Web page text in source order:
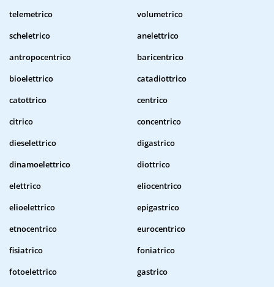
telemetrico
volumetrico
scheletrico
anelettrico
antropocentrico
baricentrico
bioelettrico
catadiottrico
catottrico
centrico
citrico
concentrico
dieselettrico
digastrico
dinamoelettrico
diottrico
elettrico
eliocentrico
elioelettrico
epigastrico
etnocentrico
eurocentrico
fisiatrico
foniatrico
fotoelettrico
gastrico